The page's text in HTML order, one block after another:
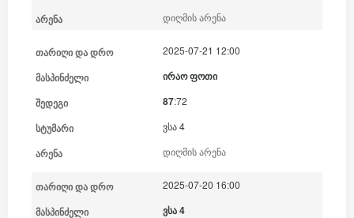
დიღმის არენა
2025-07-21 12:00
ირაო ფოთი
87:72
ვსა 4
დიღმის არენა
2025-07-20 16:00
ვსა 4